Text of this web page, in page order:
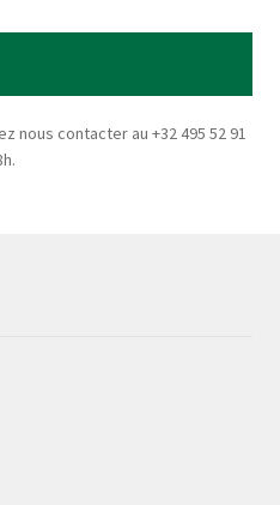
nous contacter au +32 495 52 91